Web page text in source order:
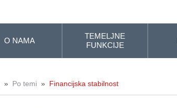
O NAMA
TEMELJNE
FUNKCIJE
» Po temi » Financijska stabilnost